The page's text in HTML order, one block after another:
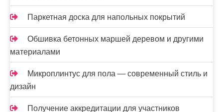
Паркетная доска для напольных покрытий
Обшивка бетонных маршей деревом и другими
материалами
Микроплинтус для пола — современный стиль и
дизайн
Получение аккредитации для участников